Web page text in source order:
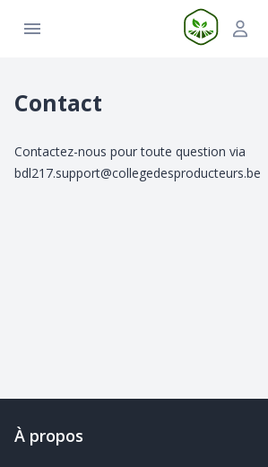
Contact
Contactez-nous pour toute question via
bdl217.support@collegedesproducteurs.be
À propos